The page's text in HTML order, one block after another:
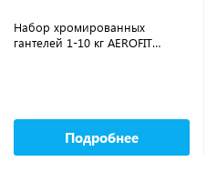
Набор хромированных
гантелей 1-10 кг AEROFIT
Подробнее